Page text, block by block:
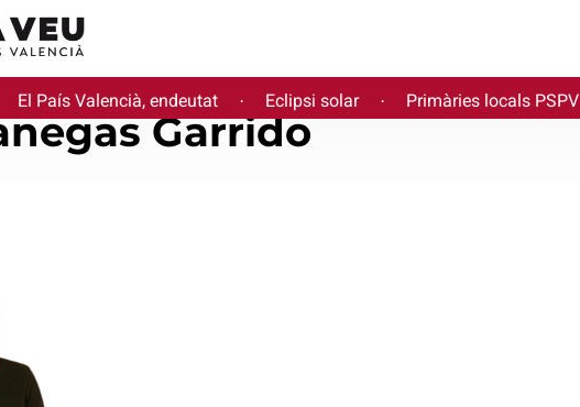
El País Valencià, endeutat · Eclipsi solar · Primàries locals PSPV
Garrido